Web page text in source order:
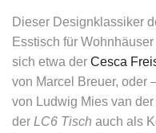
Dieser Designklassiker
Esstisch für
sich etwa der Cesca
von Marcel Breuer, oder
von Ludwig Mies van
der LC6 Tisch auch als